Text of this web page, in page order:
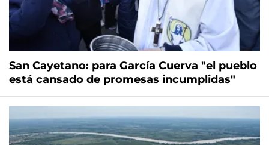
San Cayetano: para García Cuerva "el pueblo
está cansado de promesas incumplidas"